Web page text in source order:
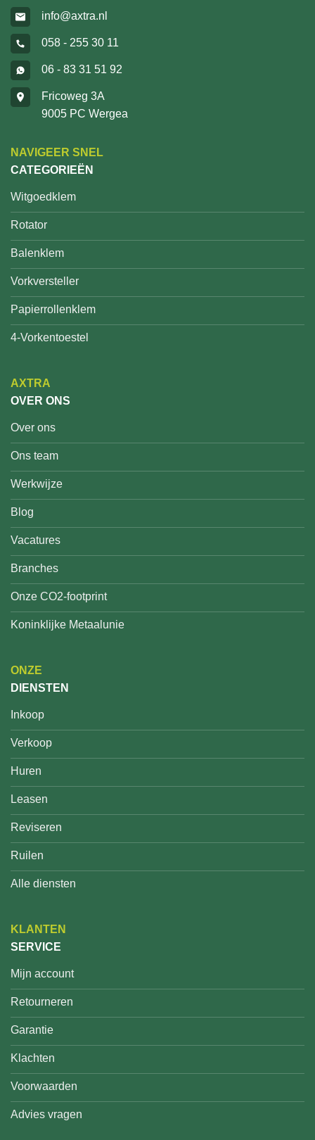
info@axtra.nl
058 - 255 30 11
06 - 83 31 51 92
Fricoweg 3A
9005 PC Wergea
NAVIGEER SNEL
CATEGORIEËN
Witgoedklem
Rotator
Balenklem
Vorkversteller
Papierrollenklem
4-Vorkentoestel
AXTRA
OVER ONS
Over ons
Ons team
Werkwijze
Blog
Vacatures
Branches
Onze CO2-footprint
Koninklijke Metaalunie
ONZE
DIENSTEN
Inkoop
Verkoop
Huren
Leasen
Reviseren
Ruilen
Alle diensten
KLANTEN
SERVICE
Mijn account
Retourneren
Garantie
Klachten
Voorwaarden
Advies vragen